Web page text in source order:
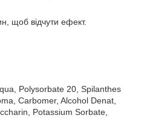
щоб відчути ефект.
Polysorbate 20, Spilanthes
Carbomer, Alcohol Denat,
Potassium Sorbate,